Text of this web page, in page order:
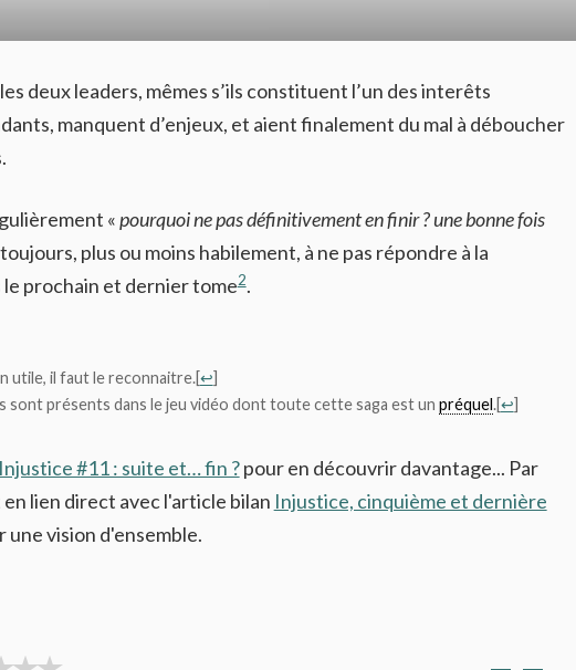
deux leaders, mêmes s’ils constituent l’un des interêts
manquent d’enjeux, et aient finalement du mal à déboucher
«pourquoi ne pas définitivement en finir ? une bonne fois
plus ou moins habilement, à ne pas répondre à la
le prochain et dernier tome2.
utile, il faut le reconnaitre.[↩]
sont présents dans le jeu vidéo dont toute cette saga est un préquel.[↩]
Injustice #11 : suite et… fin ?pour en découvrir davantage... Par
lien direct avec l'article bilan Injustice, cinquième et dernière
une vision d'ensemble.